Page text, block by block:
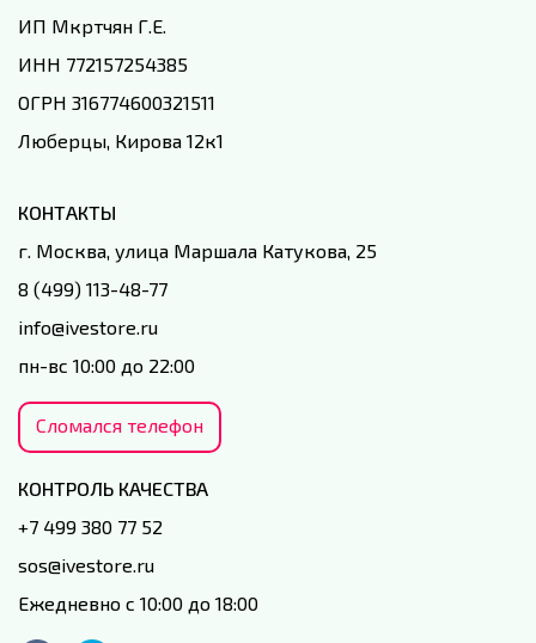
ИП Мкртчян Г.Е.
ИНН 772157254385
ОГРН 316774600321511
Люберцы, Кирова 12к1
КОНТАКТЫ
г. Москва, улица Маршала Катукова, 25
8 (499) 113-48-77
info@ivestore.ru
пн-вс 10:00 до 22:00
Сломался телефон
КОНТРОЛЬ КАЧЕСТВА
+7 499 380 77 52
sos@ivestore.ru
Ежедневно с 10:00 до 18:00